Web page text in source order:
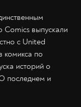
Comics выпускали
с United
комикса по
историй о
последнем и